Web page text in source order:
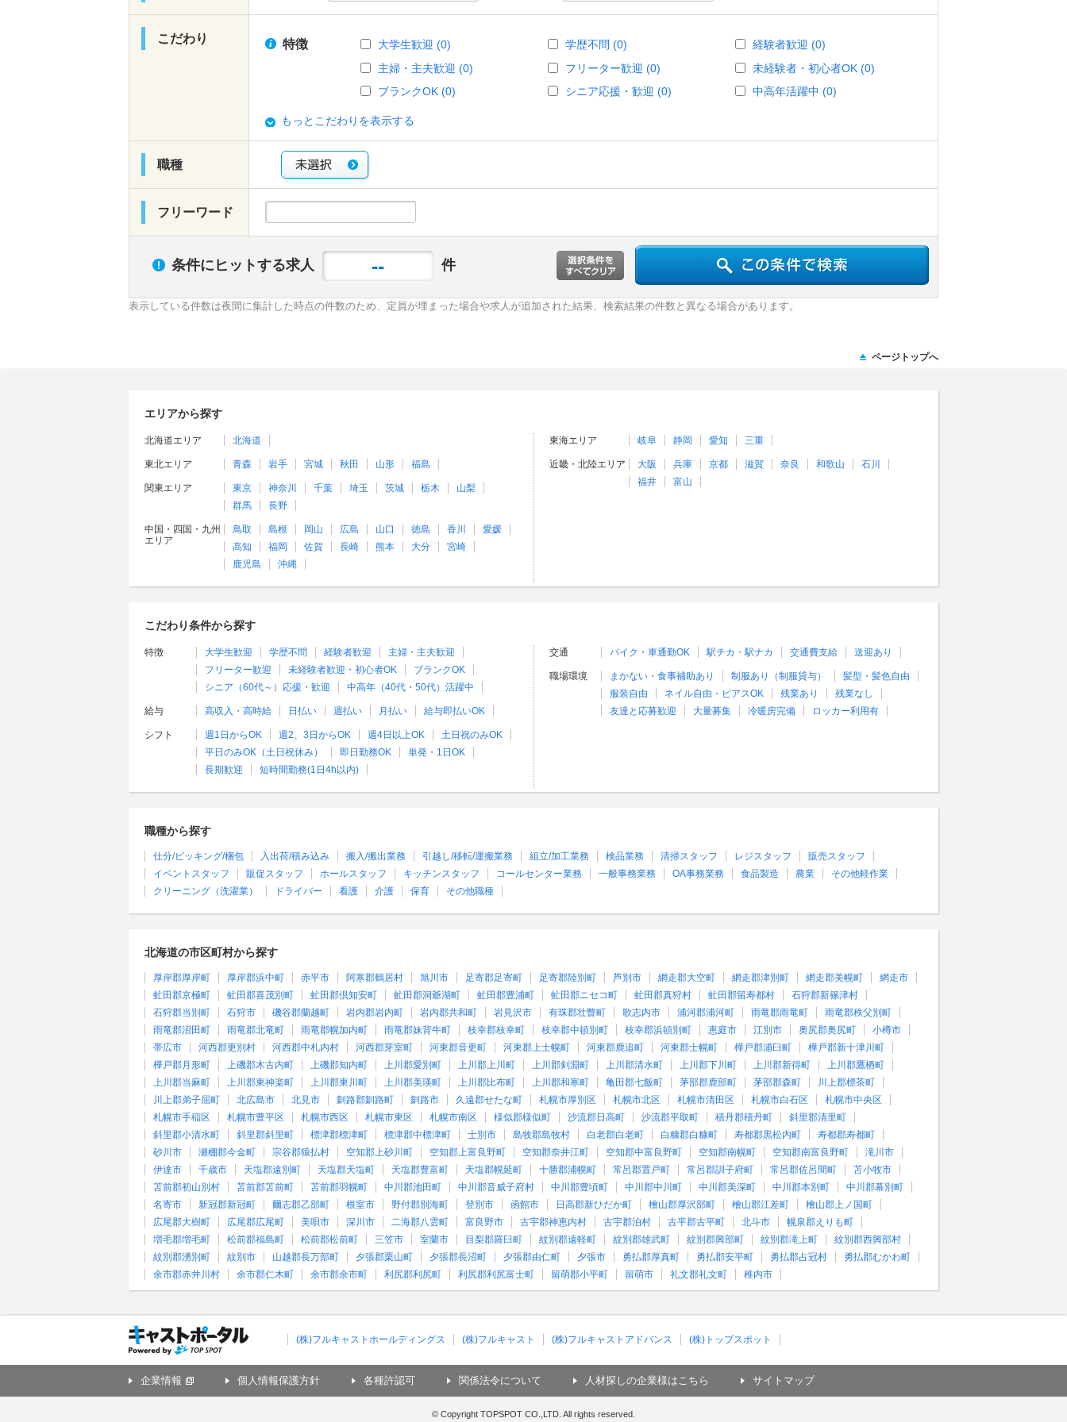
こだわり 特徴 大学生歓迎 (0) 学歴不問 (0)
経験者歓迎 (0)
主婦・主夫歓迎 (0)
フリーター歓迎 (0)
未経験者・初心者OK (0)
ブランクOK (0)
シニア応援・歓迎 (0) 中高年活躍中 (0)
もっとこだわりを表示する
職種
フリーワード
条件にヒットする求人 -- 件
表示している件数は夜間に集計した時点の件数のため、定員が埋まった場合や求人が追加された結果、検索結果の件数と異なる場合があります。
エリアから探す
北海道エリア 北海道
東北エリア 青森 岩手 宮城 秋田 山形 福島
関東エリア 東京 神奈川 千葉 埼玉 茨城 栃木
山梨
群馬
長野
中国・四国・九州
エリア
鳥取 島根 岡山 広島 山口 徳島 香川
愛媛
高知
福岡 佐賀 長崎 熊本 大分
宮崎
鹿児島
沖縄
東海エリア 岐阜 静岡 愛知 三重
近畿・北陸エリア 大阪 兵庫 京都 滋賀 奈良 和歌山
石川
福井
富山
こだわり条件から探す
特徴 大学生歓迎 学歴不問 経験者歓迎
主婦・主夫歓迎
フリーター歓迎
未経験者歓迎・初心者OK
ブランクOK
シニア（60代～）応援・歓迎
中高年（40代・50代）活躍中
給与 高収入・高時給 日払い 週払い 月払い 給与即払いOK
シフト 週1日からOK 週2、3日からOK 週4日以上OK
土日祝のみOK
平日のみOK（土日祝休み）
即日勤務OK
単発・1日OK
長期歓迎
短時間勤務(1日4h以内)
交通 バイク・車通勤OK 駅チカ・駅ナカ 交通費支給 送迎あり
職場環境 まかない・食事補助あり 制服あり（制服貸与）
髪型・髪色自由
服装自由
ネイル自由・ピアスOK 残業あり
残業なし
友達と応募歓迎
大量募集 冷暖房完備 ロッカー利用有
職種から探す
仕分/ピッキング/梱包 入出荷/積み込み 搬入/搬出業務 引越し/移転/運搬業務 組立/加工業務 検品業務 清掃スタッフ レジスタッフ
販売スタッフ
イベントスタッフ
販促スタッフ ホールスタッフ キッチンスタッフ コールセンター業務 一般事務業務 OA事務業務 食品製造 農業
その他軽作業
クリーニング（洗濯業）
ドライバー 看護 介護 保育 その他職種
北海道の市区町村から探す
厚岸郡厚岸町 厚岸郡浜中町 赤平市 阿寒郡鶴居村 旭川市 足寄郡足寄町 足寄郡陸別町 芦別市 網走郡大空町 網走郡津別町 網走郡美幌町
網走市
虻田郡京極町
虻田郡喜茂別町 虻田郡倶知安町 虻田郡洞爺湖町 虻田郡豊浦町 虻田郡ニセコ町 虻田郡真狩村 虻田郡留寿都村
石狩郡新篠津村
石狩郡当別町
石狩市 磯谷郡蘭越町 岩内郡岩内町 岩内郡共和町 岩見沢市 有珠郡壮瞥町 歌志内市 浦河郡浦河町 雨竜郡雨竜町
雨竜郡秩父別町
雨竜郡沼田町
雨竜郡北竜町 雨竜郡幌加内町 雨竜郡妹背牛町 枝幸郡枝幸町 枝幸郡中頓別町 枝幸郡浜頓別町 恵庭市 江別市 奥尻郡奥尻町
小樽市
帯広市
河西郡更別村 河西郡中札内村 河西郡芽室町 河東郡音更町 河東郡上士幌町 河東郡鹿追町 河東郡士幌町 樺戸郡浦臼町
樺戸郡新十津川町
樺戸郡月形町
上磯郡木古内町 上磯郡知内町 上川郡愛別町 上川郡上川町 上川郡剣淵町 上川郡清水町 上川郡下川町 上川郡新得町
上川郡鷹栖町
上川郡当麻町
上川郡東神楽町 上川郡東川町 上川郡美瑛町 上川郡比布町 上川郡和寒町 亀田郡七飯町 茅部郡鹿部町 茅部郡森町
川上郡標茶町
川上郡弟子屈町
北広島市 北見市 釧路郡釧路町 釧路市 久遠郡せたな町 札幌市厚別区 札幌市北区 札幌市清田区 札幌市白石区
札幌市中央区
札幌市手稲区
札幌市豊平区 札幌市西区 札幌市東区 札幌市南区 様似郡様似町 沙流郡日高町 沙流郡平取町 積丹郡積丹町
斜里郡清里町
斜里郡小清水町
斜里郡斜里町 標津郡標津町 標津郡中標津町 士別市 島牧郡島牧村 白老郡白老町 白糠郡白糠町 寿都郡黒松内町
寿都郡寿都町
砂川市
瀬棚郡今金町 宗谷郡猿払村 空知郡上砂川町 空知郡上富良野町 空知郡奈井江町 空知郡中富良野町 空知郡南幌町 空知郡南富良野町
滝川市
伊達市
千歳市 天塩郡遠別町 天塩郡天塩町 天塩郡豊富町 天塩郡幌延町 十勝郡浦幌町 常呂郡置戸町 常呂郡訓子府町 常呂郡佐呂間町
苫小牧市
苫前郡初山別村
苫前郡苫前町 苫前郡羽幌町 中川郡池田町 中川郡音威子府村 中川郡豊頃町 中川郡中川町 中川郡美深町 中川郡本別町
中川郡幕別町
名寄市
新冠郡新冠町 爾志郡乙部町 根室市 野付郡別海町 登別市 函館市 日高郡新ひだか町 檜山郡厚沢部町 檜山郡江差町
檜山郡上ノ国町
広尾郡大樹町
広尾郡広尾町 美唄市 深川市 二海郡八雲町 富良野市 古宇郡神恵内村 古宇郡泊村 古平郡古平町 北斗市
幌泉郡えりも町
増毛郡増毛町
松前郡福島町 松前郡松前町 三笠市 室蘭市 目梨郡羅臼町 紋別郡遠軽町 紋別郡雄武町 紋別郡興部町 紋別郡滝上町
紋別郡西興部村
紋別郡湧別町
紋別市 山越郡長万部町 夕張郡栗山町 夕張郡長沼町 夕張郡由仁町 夕張市 勇払郡厚真町 勇払郡安平町 勇払郡占冠村
勇払郡むかわ町
余市郡赤井川村
余市郡仁木町 余市郡余市町 利尻郡利尻町 利尻郡利尻富士町 留萌郡小平町 留萌市 礼文郡礼文町 稚内市
ページトップへ
(株)フルキャストホールディングス (株)フルキャスト (株)フルキャストアドバンス (株)トップスポット
企業情報 個人情報保護方針 各種許認可 関係法令について 人材探しの企業様はこちら サイトマップ
© Copyright TOPSPOT CO.,LTD. All rights reserved.